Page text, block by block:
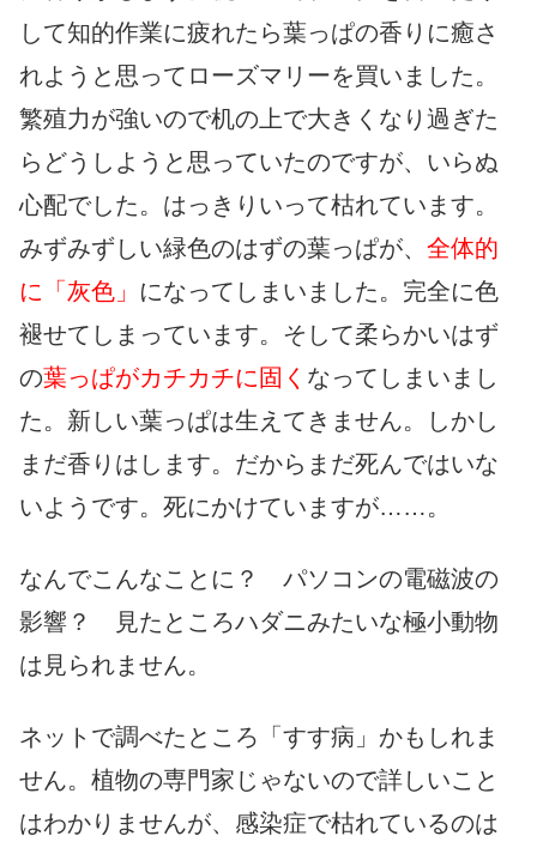
して知的作業に疲れたら葉っぱの香りに癒さ
れようと思ってローズマリーを買いました。
繁殖力が強いので机の上で大きくなり過ぎた
らどうしようと思っていたのですが、いらぬ
心配でした。はっきりいって枯れています。
みずみずしい緑色のはずの葉っぱが、 全体的
に「灰色」 になってしまいました。完全に色
褪せてしまっています。そして柔らかいはず
の葉っぱがカチカチに固く なってしまいまし
た。新しい葉っぱは生えてきません。しかし
まだ香りはします。だからまだ死んではいな
いようです。死にかけていますが……。
なんでこんなことに？ パソコンの電磁波の
影響？ 見たところハダニみたいな極小動物
は見られません。
ネットで調べたところ「すす病」かもしれま
せん。植物の専門家じゃないので詳しいこと
はわかりませんが、感染症で枯れているのは